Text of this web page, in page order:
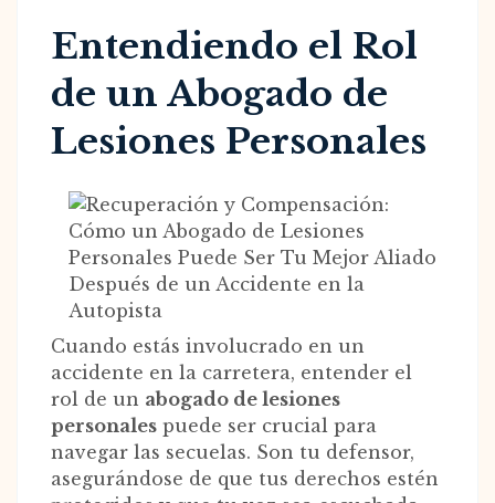
Entendiendo el Rol
de un Abogado de
Lesiones Personales
Cuando estás involucrado en un
accidente en la carretera, entender el
rol de un abogado de lesiones
personales puede ser crucial para
navegar las secuelas. Son tu defensor,
asegurándose de que tus derechos estén